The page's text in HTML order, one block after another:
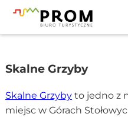
Skalne Grzyby
Skalne Grzybyto jedno z
miejsc w Górach